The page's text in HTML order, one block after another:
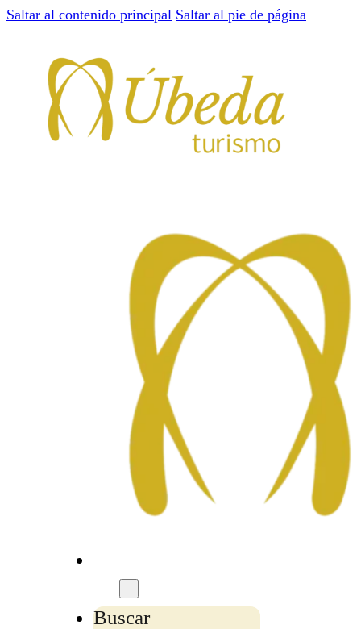
Saltar al contenido principal Saltar al pie de página
Buscar